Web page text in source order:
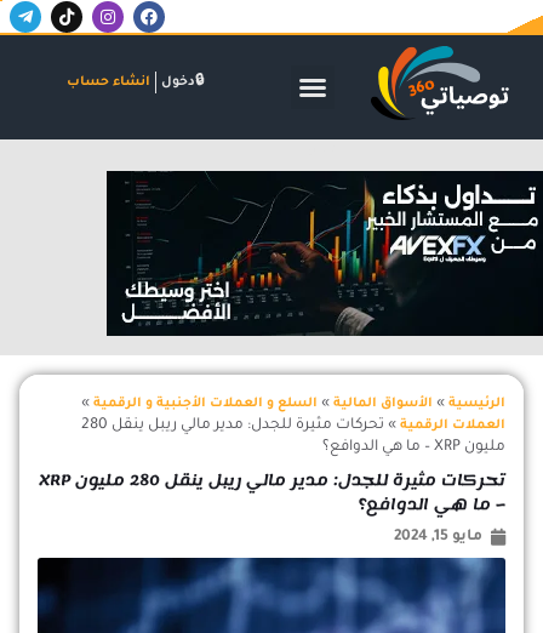
F
a
b
I
n
a
m
T
i
T
e
-
دخول انشاء حساب
الرئيسية » الأسواق المالية » السلع و العملات الأجنبية و الرقمية »
العملات الرقمية »
تحركات مثيرة للجدل: مدير مالي ريبل ينقل 280
مليون XRP – ما هي الدوافع؟
تحركات مثيرة للجدل: مدير مالي ريبل ينقل 280 مليون XRP
– ما هي الدوافع؟
مايو 15, 2024